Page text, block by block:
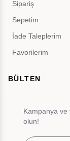
Sipariş
Sepetim
İade Taleplerim
Favorilerim
BÜLTEN
Kampanya
olun!